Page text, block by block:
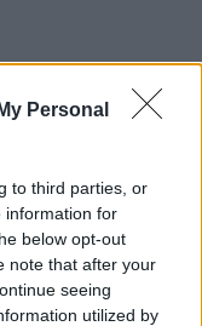
Personal
to third parties, or
information for
below opt-out
note that after your
seeing
utilized by